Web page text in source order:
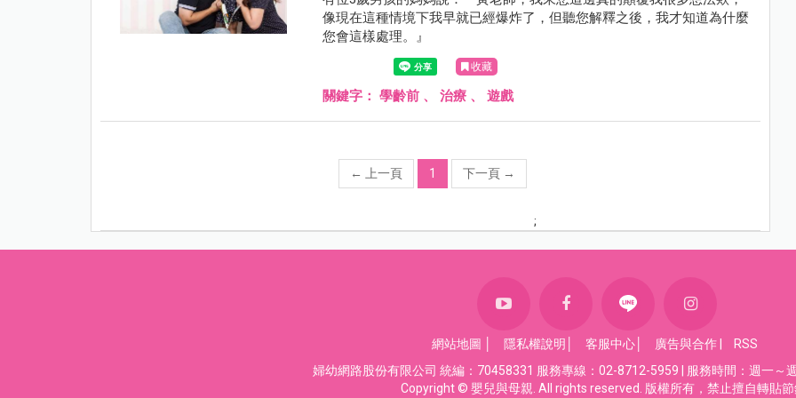
像現在這種情境下我早就已經爆炸了，但聽您解釋之後，我才知道為什麼
您會這樣處理。』
收藏
關鍵字： 學齡前 、 治療 、 遊戲
← 上一頁 1 下一頁 →
;
網站地圖 隱私權說明 客服中心 廣告與合作
RSS
婦幼網路股份有限公司 統編：70458331 服務專線：02-8712-5959 | 服務時間：週一～
Copyright © 嬰兒與母親. All rights reserved. 版權所有，禁止擅自轉貼